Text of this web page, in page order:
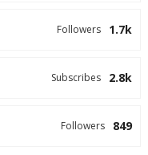
1.7k
Followers
2.8k
Subscribes
849
Followers